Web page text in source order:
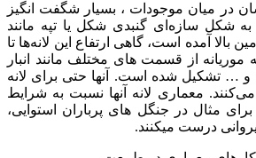
در میان موجودات ، بسیار شگفت انگیز
به شکل سازه‌ای گنبدی شکل یا تپه مانند
آمده است، گاهی ارتفاع این لانه‌ها تا
موریانه از قسمت های مختلف مانند انبار
و … تشکیل شده است. آنها حتی برای لانه
معماری لانه آنها نسبت به شرایط
مثال در جنگل های پرباران استوایی،
درست میکنند.